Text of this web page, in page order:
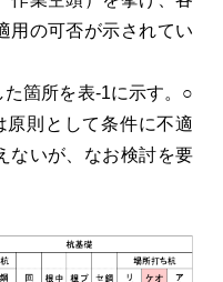
用の可否が示されてい
箇所を表-1に示す。○
原則として条件に不適
ないが、なお検討を要